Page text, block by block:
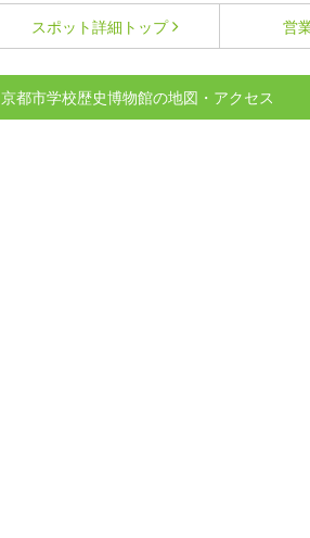
スポット詳細 トップ 営
京都市学校歴史博物館の地図・アクセス